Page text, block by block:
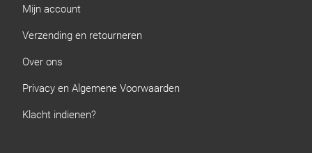
Mijn account
Verzending en retourneren
Over ons
Privacy en Algemene Voorwaarden
Klacht indienen?